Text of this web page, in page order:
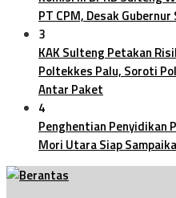
PT CPM, Desak
3
KAK Sulteng Petakan
Poltekkes Palu, Soroti
Antar Paket
4
Penghentian Penyidikan
Mori Utara Siap